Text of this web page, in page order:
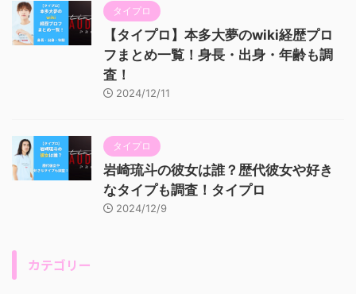
タイプロ
【タイプロ】本多大夢のwiki経歴プロ
フまとめ一覧！身長・出身・年齢も調
査！
2024/12/11
タイプロ
岩崎琉斗の彼女は誰？歴代彼女や好き
なタイプも調査！タイプロ
2024/12/9
カテゴリー